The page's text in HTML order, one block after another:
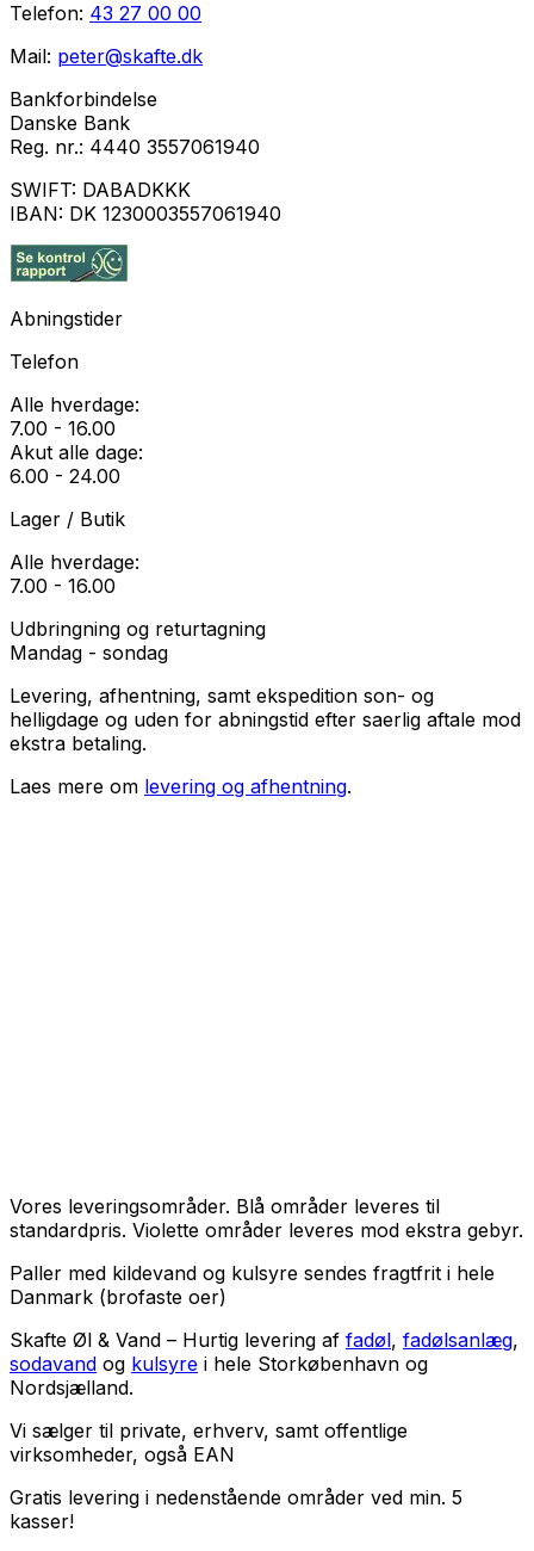
Telefon: 43 27 00 00
Mail: peter@skafte.dk
Bankforbindelse
Danske Bank
Reg. nr.: 4440 3557061940
SWIFT: DABADKKK
IBAN: DK 1230003557061940
Abningstider
Telefon
Alle hverdage:
7.00 - 16.00
Akut alle dage:
6.00 - 24.00
Lager / Butik
Alle hverdage:
7.00 - 16.00
Udbringning og returtagning
Mandag - sondag
Levering, afhentning, samt ekspedition son- og
helligdage og uden for abningstid efter saerlig aftale mod
ekstra betaling.
Laes mere om levering og afhentning.
Vores leveringsområder. Blå områder leveres til
standardpris. Violette områder leveres mod ekstra gebyr.
Paller med kildevand og kulsyre sendes fragtfrit i hele
Danmark (brofaste oer)
Skafte Øl & Vand – Hurtig levering af fadøl, fadølsanlæg,
sodavand og kulsyre i hele Storkøbenhavn og
Nordsjælland.
Vi sælger til private, erhverv, samt offentlige
virksomheder, også EAN
Gratis levering i nedenstående områder ved min. 5
kasser!